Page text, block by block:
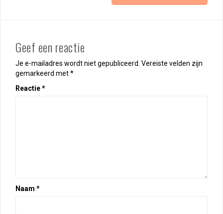
Geef een reactie
Je e-mailadres wordt niet gepubliceerd. Vereiste velden zijn
gemarkeerd met*
Reactie*
Naam *